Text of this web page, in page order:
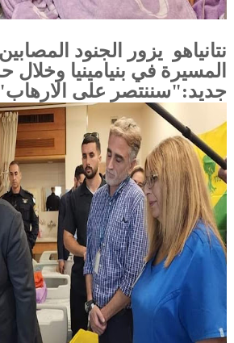
نتانياهو يزور الجنود
المسيرة في بنيامينيا وخلال
جديد:"سننتصر على